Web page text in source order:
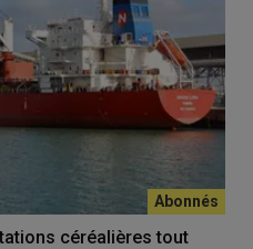
céréalières tout